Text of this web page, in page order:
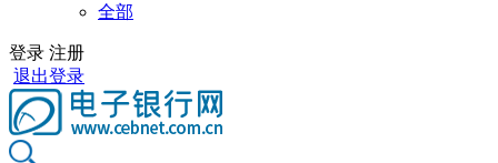
全部
登录 注册
退出登录